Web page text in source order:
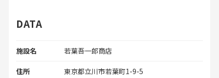
DATA
施設名 若葉吾一郎商店
住所 東京都立川市若葉町1-9-5